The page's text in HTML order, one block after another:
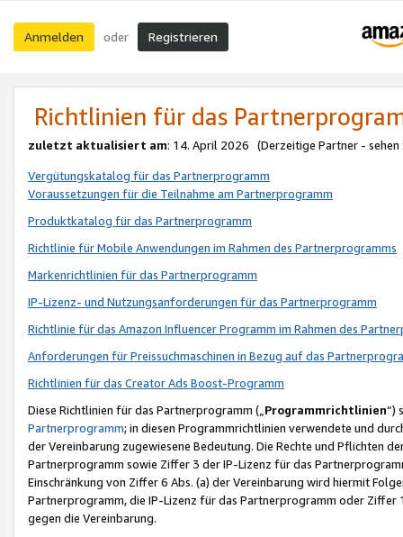
Anmelden oder Registrieren
Richtlinien für das
zuletzt aktualisiert am: 14. April 2026 (Derzeitige Partner - sehen
Vergütungskatalog für das Partnerprogramm
Voraussetzungen für die Teilnahme am Partnerprogramm
Produktkatalog für das Partnerprogramm
Richtlinie für Mobile Anwendungen im Rahmen des Partnerprogramms
Markenrichtlinien für das Partnerprogramm
IP-Lizenz- und Nutzungsanforderungen für das Partnerprogramm
Richtlinie für das Amazon Influencer Programm im Rahmen des
Anforderungen für Preissuchmaschinen in Bezug auf das
Richtlinien für das Creator Ads Boost-Programm
Diese Richtlinien für das Partnerprogramm („Programmrichtlinien“)
Partnerprogramm; in diesen Programmrichtlinien verwendete und
der Vereinbarung zugewiesene Bedeutung. Die Rechte und Pflichten
Partnerprogramm sowie Ziffer 3 der IP-Lizenz für das
Einschränkung von Ziffer 6 Abs. (a) der Vereinbarung wird hiermit
Partnerprogramm, die IP-Lizenz für das Partnerprogramm oder
gegen die Vereinbarung.